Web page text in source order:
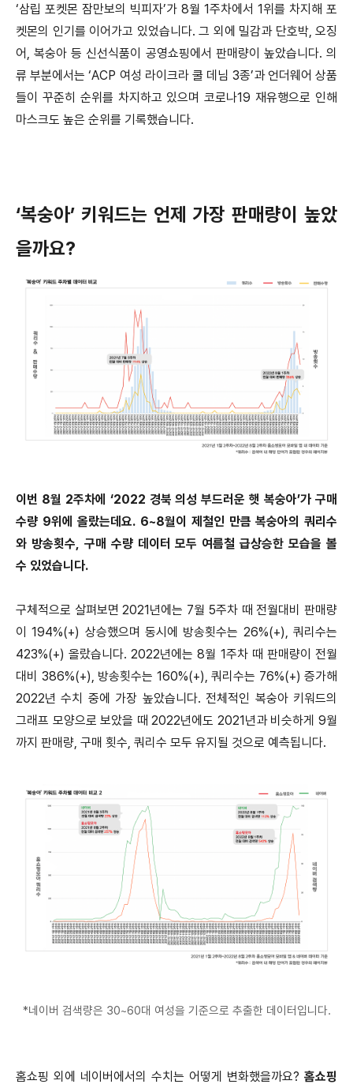
‘삼립 포켓몬 잠만보의 빅피자’가 8월 1주차에서 1위를 차지해 포
켓몬의 인기를 이어가고 있었습니다. 그 외에 밀감과 단호박, 오징
어, 복숭아 등 신선식품이 공영쇼핑에서 판매량이 높았습니다. 의
류 부분에서는 ‘ACP 여성 라이크라 쿨 데님 3종’과 언더웨어 상품
들이 꾸준히 순위를 차지하고 있으며 코로나19 재유행으로 인해
마스크도 높은 순위를 기록했습니다.
‘복숭아’ 키워드는 언제 가장 판매량이 높았
을까요?
이번 8월 2주차에 ‘2022 경북 의성 부드러운 햇 복숭아’가 구매
수량 9위에 올랐는데요. 6~8월이 제철인 만큼 복숭아의 쿼리수
와 방송횟수, 구매 수량 데이터 모두 여름철 급상승한 모습을 볼
수 있었습니다.
구체적으로 살펴보면 2021년에는 7월 5주차 때 전월대비 판매량
이 194%(+) 상승했으며 동시에 방송횟수는 26%(+), 쿼리수는
423%(+) 올랐습니다. 2022년에는 8월 1주차 때 판매량이 전월
대비 386%(+), 방송횟수는 160%(+), 쿼리수는 76%(+) 증가해
2022년 수치 중에 가장 높았습니다. 전체적인 복숭아 키워드의
그래프 모양으로 보았을 때 2022년에도 2021년과 비슷하게 9월
까지 판매량, 구매 횟수, 쿼리수 모두 유지될 것으로 예측됩니다.
*네이버 검색량은 30~60대 여성을 기준으로 추출한 데이터입니다.
홈쇼핑 외에 네이버에서의 수치는 어떻게 변화했을까요? 홈쇼핑